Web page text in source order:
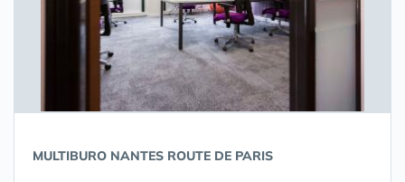
MULTIBURO NANTES ROUTE DE PARIS